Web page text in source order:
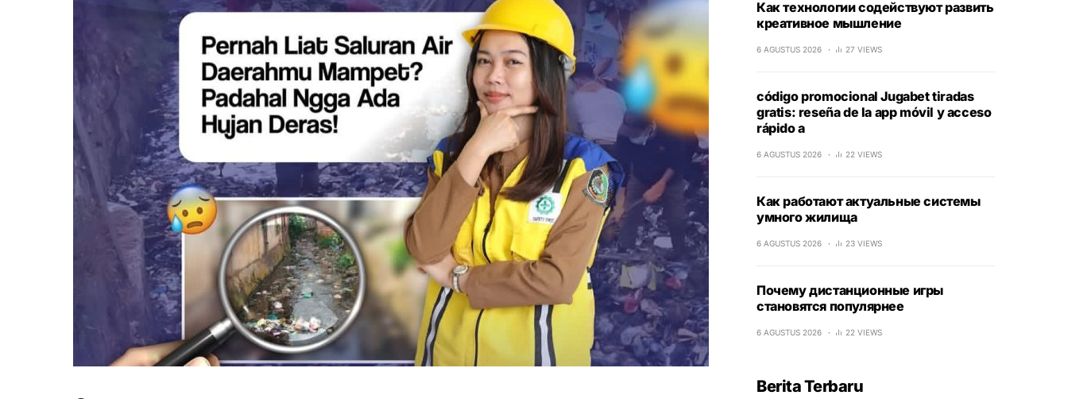
Как технологии содействуют развить
креативное мышление
6 AGUSTUS 2026 27 VIEWS
código promocional Jugabet tiradas
gratis: reseña de la app móvil y acceso
rápido a
6 AGUSTUS 2026 22 VIEWS
Как работают актуальные системы
умного жилища
6 AGUSTUS 2026 23 VIEWS
Почему дистанционные игры
становятся популярнее
6 AGUSTUS 2026 22 VIEWS
Berita Terbaru